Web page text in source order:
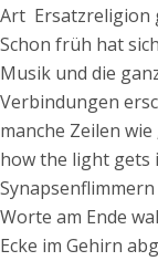
Art Ersatzreligion
Schon früh hat
Musik und die
Verbindungen
manche Zeilen
how the light gets
Worte am Ende
Ecke im Gehirn